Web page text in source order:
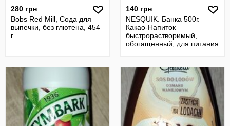
280 грн
Bobs Red Mill, Сода для
выпечки, без глютена, 454
г
140 грн
NESQUIK. Банка 500г.
Какао-Напиток
быстрорастворимый,
обогащенный, для питания